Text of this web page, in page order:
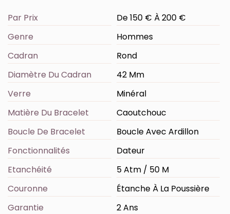
Par Prix
De 150 € À 200 €
Genre
Hommes
Cadran
Rond
Diamètre Du Cadran
42 Mm
Verre
Minéral
Matière Du Bracelet
Caoutchouc
Boucle De Bracelet
Boucle Avec Ardillon
Fonctionnalités
Dateur
Etanchéité
5 Atm / 50 M
Couronne
Étanche À La Poussière
Garantie
2 Ans